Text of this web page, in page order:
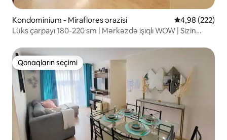
Kondominium - Miraflores ərazisi Ortalama
4,98 (222)
Lüks çarpayı 180-220 sm | Mərkəzdə işıqlı WOW | Sizin
Qonaqların seçimi
Qonaqların seçimi